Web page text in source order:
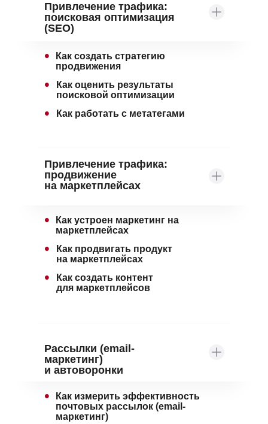
Привлечение трафика:
поисковая оптимизация
(SEO)
Как создать стратегию
продвижения
•
Как оценить результаты
поисковой оптимизации
•
Как работать с метатегами
•
Привлечение трафика:
продвижение
на маркетплейсах
Как устроен маркетинг на
маркетплейсах
•
Как продвигать продукт
на маркетплейсах
•
Как создать контент
для маркетплейсов
•
Рассылки (email-
маркетинг)
и автоворонки
Как измерить эффективность
почтовых рассылок (email-
маркетинг)
•